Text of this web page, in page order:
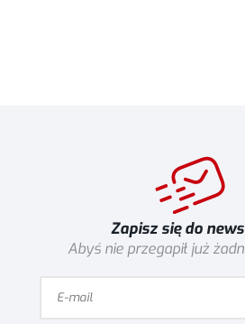
Zapisz się do
Abyś nie przegapił już